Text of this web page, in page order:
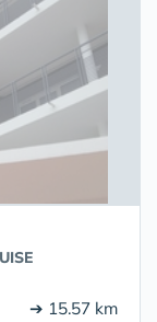
➔ 15.57 km